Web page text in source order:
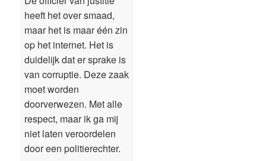
heeft het over smaad,
maar het is maar één zin
op het internet. Het is
duidelijk dat er sprake is
van corruptie. Deze zaak
moet worden
doorverwezen. Met alle
respect, maar ik ga mij
niet laten veroordelen
door een politierechter.